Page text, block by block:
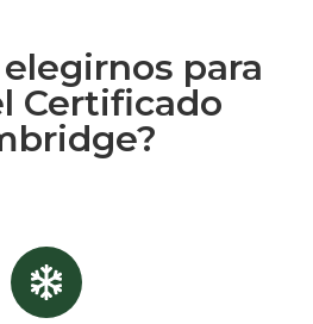
para
Certificado